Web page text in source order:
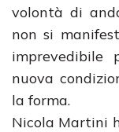
volontà di
non si
imprevedibile
nuova
la forma.
Nicola Martini